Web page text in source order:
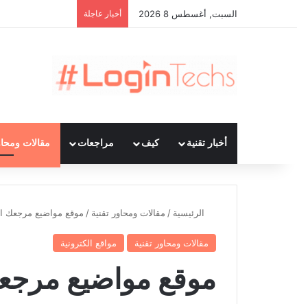
السبت, أغسطس 8 2026 أخبار عاجلة
أخبار تقنية كيف مراجعات مقالات
الرئيسية / مقالات ومحاور تقنية / موقع مواضيع مرجعك
مقالات ومحاور تقنية مواقع الكترونية
موقع مواضيع